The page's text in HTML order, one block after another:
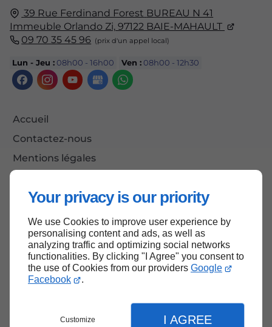
Your privacy is our priority
We use Cookies to improve user experience by
personalising content and ads, as well as
analyzing traffic and optimizing social networks
functionalities. By clicking "I Agree" you consent to
the use of Cookies from our providers Google
Facebook
.
Customize I AGREE
39 Rue Ferdinand Forest BUREAU N 41
Immeuble Orlando Zi, 97122 BAIE-MAHAULT
09 70 35 45 96
Lun - Jeu : 08h00 - 16h00 Ven : 08h00 - 12h30
Accueil
Contactez-nous
Mentions légales
Haut de page